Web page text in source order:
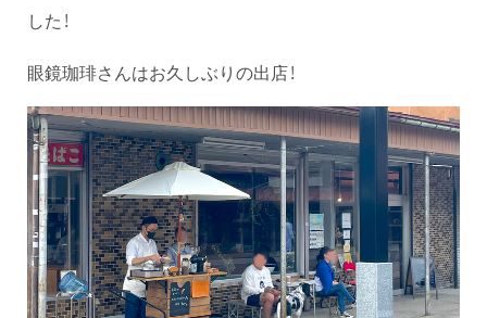
した！
眼鏡珈琲さんはお久しぶりの出店！